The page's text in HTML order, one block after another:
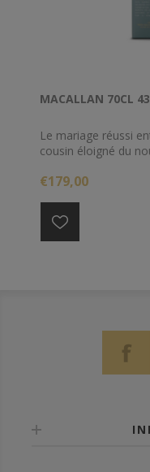
MACALLAN 70CL
Le mariage réussi
cousin éloigné du
suavité pleine de
€179,00